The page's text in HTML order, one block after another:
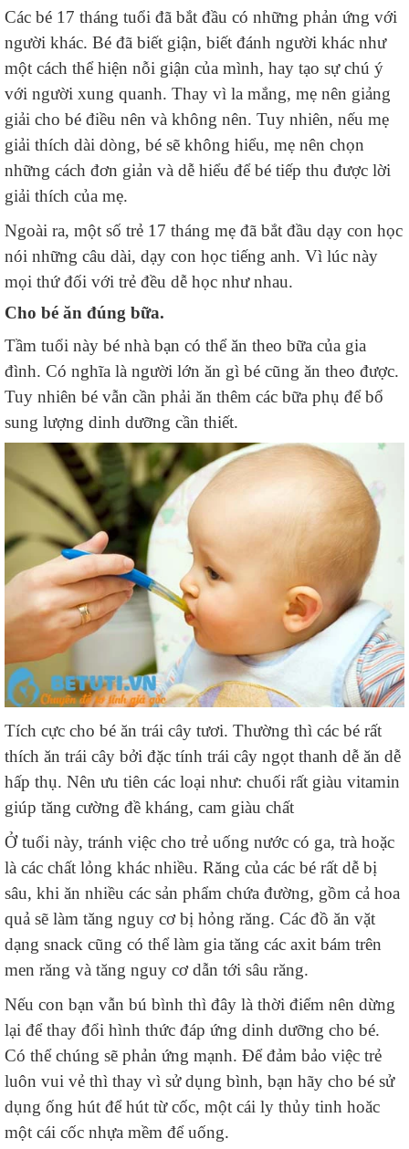
Các bé 17 tháng tuổi đã bắt đầu có những phản ứng với
người khác. Bé đã biết giận, biết đánh người khác như
một cách thể hiện nỗi giận của mình, hay tạo sự chú ý
với người xung quanh. Thay vì la mắng, mẹ nên giảng
giải cho bé điều nên và không nên. Tuy nhiên, nếu mẹ
giải thích dài dòng, bé sẽ không hiểu, mẹ nên chọn
những cách đơn giản và dễ hiểu để bé tiếp thu được lời
giải thích của mẹ.
Ngoài ra, một số trẻ 17 tháng mẹ đã bắt đầu dạy con học
nói những câu dài, dạy con học tiếng anh. Vì lúc này
mọi thứ đối với trẻ đều dễ học như nhau.
Cho bé ăn đúng bữa.
Tầm tuổi này bé nhà bạn có thể ăn theo bữa của gia
đình. Có nghĩa là người lớn ăn gì bé cũng ăn theo được.
Tuy nhiên bé vẫn cần phải ăn thêm các bữa phụ để bổ
sung lượng dinh dưỡng cần thiết.
Tích cực cho bé ăn trái cây tươi. Thường thì các bé rất
thích ăn trái cây bởi đặc tính trái cây ngọt thanh dễ ăn dễ
hấp thụ. Nên ưu tiên các loại như: chuối rất giàu vitamin
giúp tăng cường đề kháng, cam giàu chất
Ở tuổi này, tránh việc cho trẻ uống nước có ga, trà hoặc
là các chất lỏng khác nhiều. Răng của các bé rất dễ bị
sâu, khi ăn nhiều các sản phẩm chứa đường, gồm cả hoa
quả sẽ làm tăng nguy cơ bị hỏng răng. Các đồ ăn vặt
dạng snack cũng có thể làm gia tăng các axit bám trên
men răng và tăng nguy cơ dẫn tới sâu răng.
Nếu con bạn vẫn bú bình thì đây là thời điểm nên dừng
lại để thay đổi hình thức đáp ứng dinh dưỡng cho bé.
Có thể chúng sẽ phản ứng mạnh. Để đảm bảo việc trẻ
luôn vui vẻ thì thay vì sử dụng bình, bạn hãy cho bé sử
dụng ống hút để hút từ cốc, một cái ly thủy tinh hoăc
một cái cốc nhựa mềm để uống.